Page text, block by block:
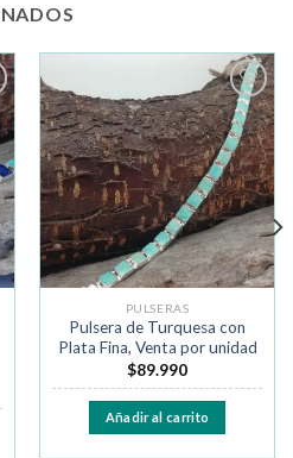
Añadir
a la
lista de
deseos
PULSERAS
Pulsera de Turquesa con
Plata Fina, Venta por unidad
$89.990
Añadir al carrito